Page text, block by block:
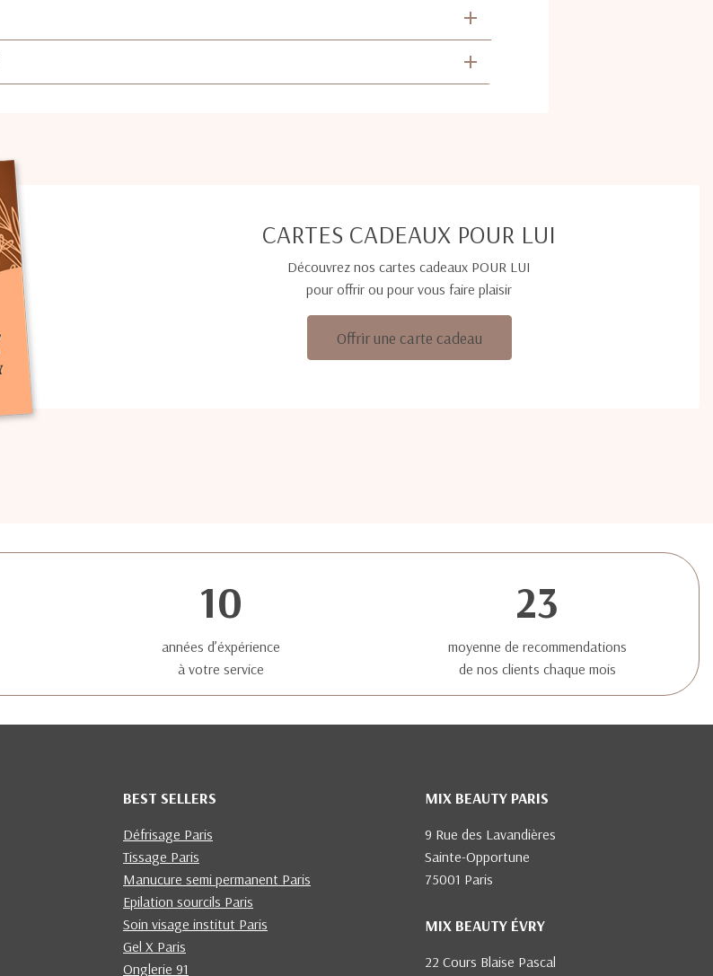
CARTES CADEAUX POUR LUI
Découvrez nos cartes cadeaux POUR LUI
pour offrir ou pour vous faire plaisir
Offrir une carte cadeau
10
années d’éxpérience
à votre service
23
moyenne de recommendations
de nos clients chaque mois
BEST SELLERS
Défrisage Paris
Tissage Paris
Manucure semi permanent Paris
Epilation sourcils Paris
Soin visage institut Paris
Gel X Paris
Onglerie 91
MIX BEAUTY PARIS
9 Rue des Lavandières
Sainte-Opportune
75001 Paris
MIX BEAUTY ÉVRY
22 Cours Blaise Pascal